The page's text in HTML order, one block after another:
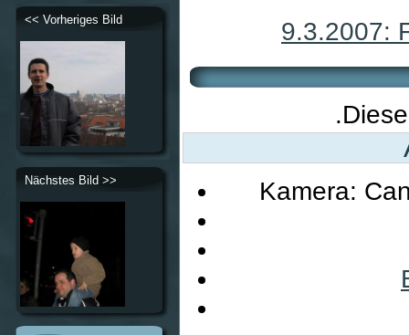
9.3.2007:
Kamera:
<< Vorheriges Bild
Nächstes Bild >>